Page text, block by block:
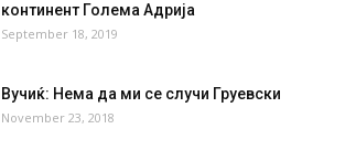
континент Голема Адрија
September 18, 2019
Вучиќ: Нема да ми се случи Груевски
November 23, 2018